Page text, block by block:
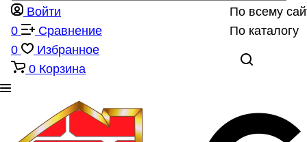
По всему
По каталогу
Войти
0
Сравнение
0
Избранное
0 Корзина